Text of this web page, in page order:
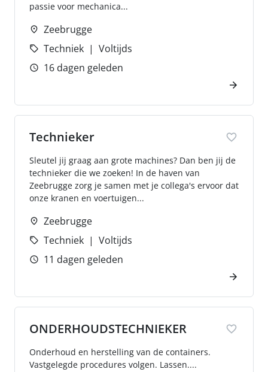
passie voor mechanica...
Zeebrugge
Techniek
Voltijds
16 dagen geleden
Technieker
Sleutel jij graag aan grote machines? Dan ben jij de
technieker die we zoeken! In de haven van
Zeebrugge zorg je samen met je collega's ervoor dat
onze kranen en voertuigen...
Zeebrugge
Techniek
Voltijds
11 dagen geleden
ONDERHOUDSTECHNIEKER
Onderhoud en herstelling van de containers.
Vastgelegde procedures volgen. Lassen....